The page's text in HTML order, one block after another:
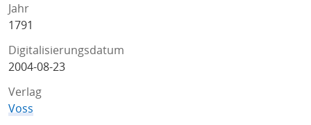
Jahr
1791
Digitalisierungsdatum
2004-08-23
Verlag
Voss